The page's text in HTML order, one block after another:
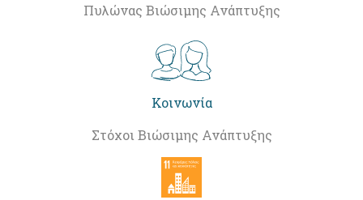
Πυλώνας Βιώσιμης Ανάπτυξης
Κοινωνία
Στόχοι Βιώσιμης Ανάπτυξης